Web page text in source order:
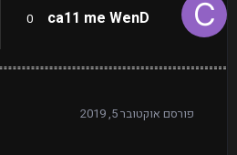
ca11 me WenD
0
פורסם אוקטובר 5, 2019